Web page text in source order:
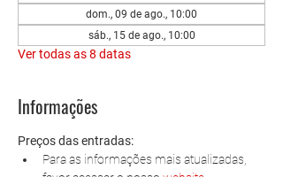
dom., 09 de ago., 10:00
sáb., 15 de ago., 10:00
Ver todas as 8 datas
Informações
Preços das entradas:
Para as informações mais atualizadas,